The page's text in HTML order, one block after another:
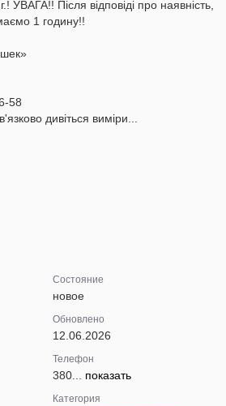
Після відповіді про наявність,
1 годину!!
58
дивіться виміри...
Состояние
новое
Обновлено
12.06.2026
Телефон
380... показать
Категория